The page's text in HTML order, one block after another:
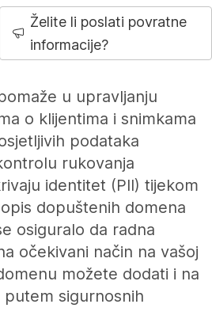
Želite li poslati povratne
informacije?
u upravljanju
o klijentima i snimkama
podataka
rukovanja
identitet (PII) tijekom
dopuštenih domena
osiguralo da radna
očekivani način na vašoj
možete dodati i na
sigurnosnih